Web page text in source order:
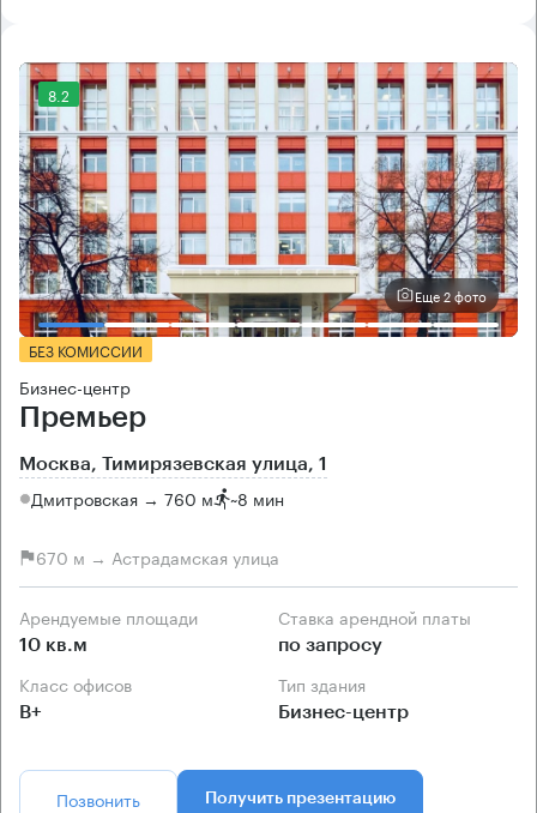
8.2
Еще 2 фото
БЕЗ КОМИССИИ
Бизнес-центр
Премьер
Москва, Тимирязевская улица, 1
Дмитровская → 760 м ~8 мин
670 м → Астрадамская улица
Арендуемые площади
10 кв.м
Ставка арендной платы
по запросу
Класс офисов
B+
Тип здания
Бизнес-центр
Позвонить Получить презентацию